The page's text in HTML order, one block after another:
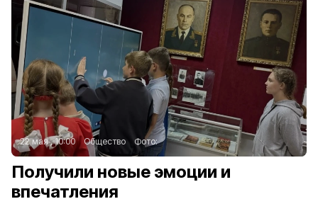
22 мая , 10:00 Общество Фото:
Получили новые эмоции и
впечатления